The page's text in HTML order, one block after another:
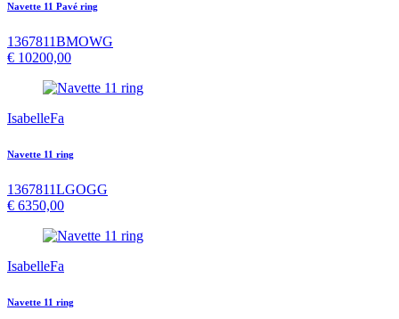
Navette 11 Pavé ring
1367811BMOWG
€ 10200,00
IsabelleFa
Navette 11 ring
1367811LGOGG
€ 6350,00
IsabelleFa
Navette 11 ring